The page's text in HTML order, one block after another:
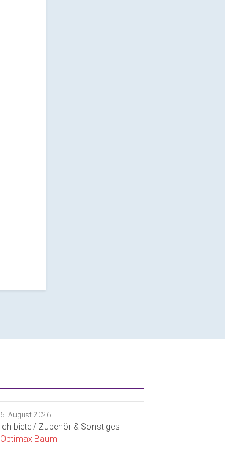
6. August 2026
Ich biete / Zubehör & Sonstiges
Optimax Baum